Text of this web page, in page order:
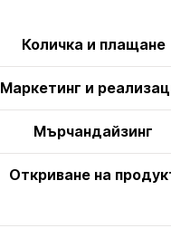
Количка и плащане
Маркетинг и
Мърчандайзинг
Откриване на